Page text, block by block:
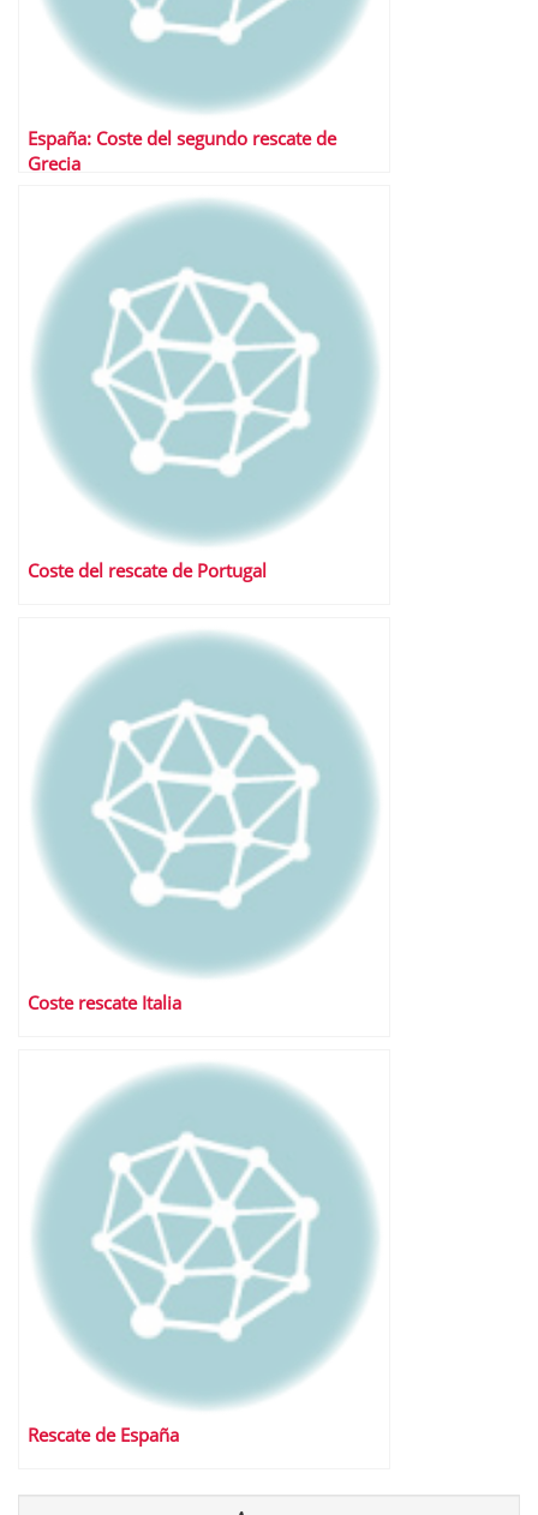
España: Coste del segundo rescate de
Grecia
Coste del rescate de Portugal
Coste rescate Italia
Rescate de España